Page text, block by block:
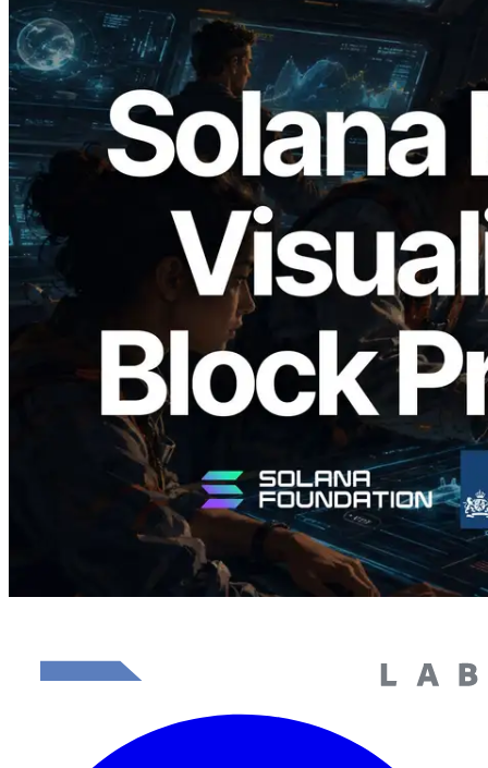
2026.05.24
Validators Solutions lance le Solana Block
Analyzer — Visualisation du temps de
production de bloc par slot et des
validateurs assignés